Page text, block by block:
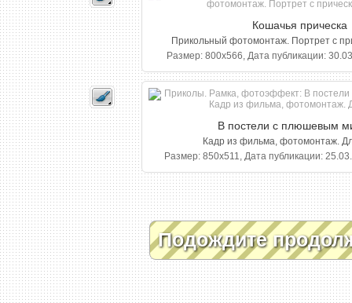
Кошачья прическа
Прикольный фотомонтаж. Портрет с
Размер: 800x566, Дата публикации:
В постели с плюшевым
Кадр из фильма, фотомонтаж.
Размер: 850x511, Дата публикации:
Подождите